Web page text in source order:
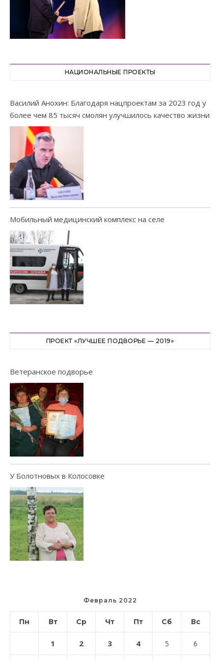
НАЦИОНАЛЬНЫЕ ПРОЕКТЫ
Василий Анохин: Благодаря нацпроектам за 2023 год у
более чем 85 тысяч смолян улучшилось качество жизни
Мобильный медицинский комплекс на селе
ПРОЕКТ «ЛУЧШЕЕ ПОДВОРЬЕ — 2019»
Ветеранское подворье
У Болотновых в Колосовке
Февраль 2022
Пн Вт Ср Чт Пт Сб Вс
1 2 3 4 5 6